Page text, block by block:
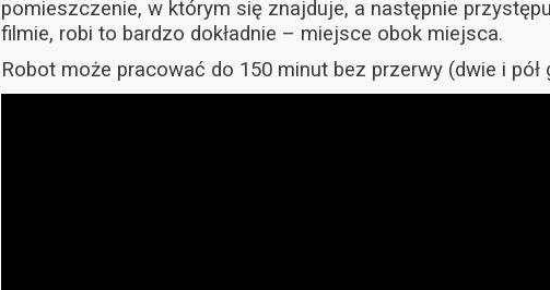
pomieszczenie, w którym się znajduje, a następnie
filmie, robi to bardzo dokładnie – miejsce obok miejsca.
Robot może pracować do 150 minut bez przerwy (dwie i pół